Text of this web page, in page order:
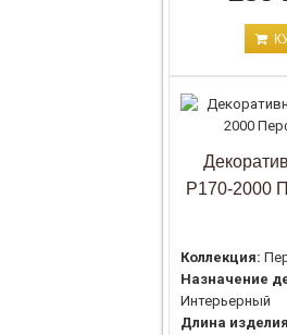
P170-2000
Коллекция:
Назначение
Интерьерный
Длина